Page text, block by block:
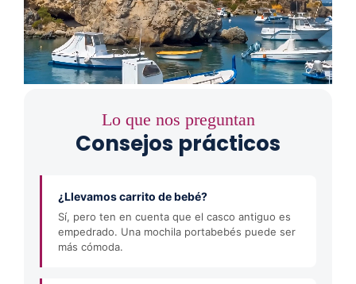
Lo que nos preguntan
Consejos prácticos
¿Llevamos carrito de bebé?
Sí, pero ten en cuenta que el casco antiguo es
empedrado. Una mochila portabebés puede ser
más cómoda.